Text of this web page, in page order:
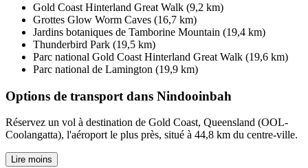
Gold Coast Hinterland Great Walk (9,2 km)
Grottes Glow Worm Caves (16,7 km)
Jardins botaniques de Tamborine Mountain (19,4 km)
Thunderbird Park (19,5 km)
Parc national Gold Coast Hinterland Great Walk (19,6 km)
Parc national de Lamington (19,9 km)
Options de transport dans Nindooinbah
Réservez un vol à destination de Gold Coast, Queensland (OOL-
Coolangatta), l'aéroport le plus près, situé à 44,8 km du centre-ville.
Lire moins